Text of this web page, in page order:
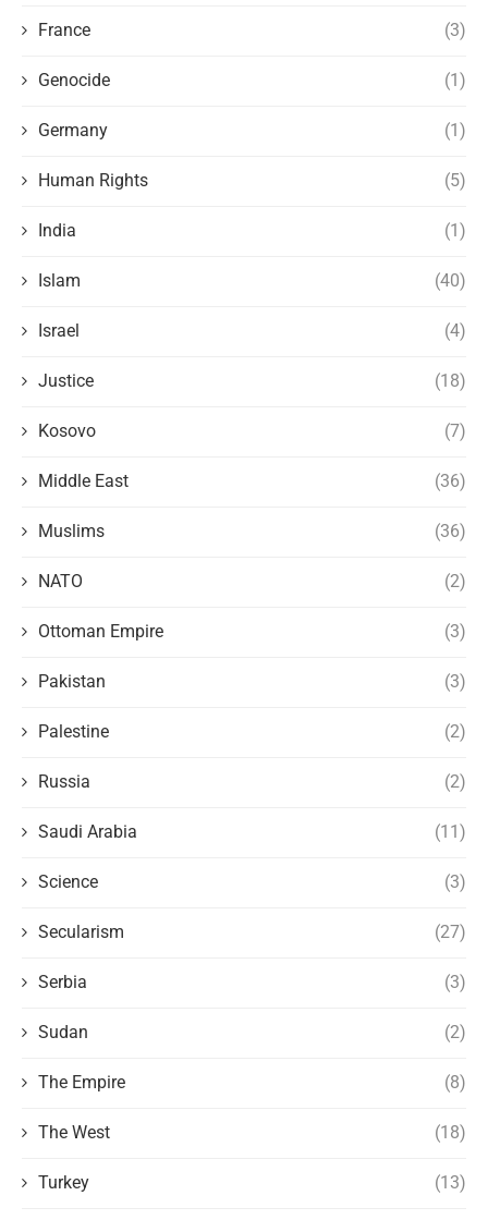
France (3)
Genocide (1)
Germany (1)
Human Rights (5)
India (1)
Islam (40)
Israel (4)
Justice (18)
Kosovo (7)
Middle East (36)
Muslims (36)
NATO (2)
Ottoman Empire (3)
Pakistan (3)
Palestine (2)
Russia (2)
Saudi Arabia (11)
Science (3)
Secularism (27)
Serbia (3)
Sudan (2)
The Empire (8)
The West (18)
Turkey (13)